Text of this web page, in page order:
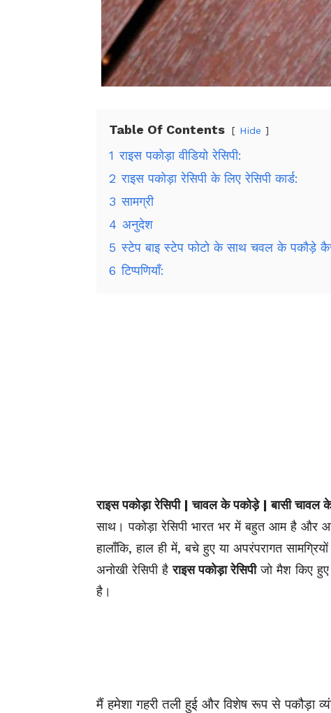
Table Of Contents Hide
1 राइस पकोड़ा वीडियो रेसिपी:
2 राइस पकोड़ा रेसिपी के लिए रेसिपी कार्ड:
3 सामग्री
4 अनुदेश
5 स्टेप बाइ स्टेप फोटो के साथ चवल के पकौड़े
6 टिप्पणियाँ:
राइस पकोड़ा रेसिपी | चावल के पकोड़े | बासी चावल
साथ। पकोड़ा रेसिपी भारत भर में बहुत आम है और
हालाँकि, हाल ही में, बचे हुए या अपरंपरागत
अनोखी रेसिपी हैराइस पकोड़ा रेसिपीजो मैश किए हुए
है।
मैं हमेशा गहरी तली हुई और विशेष रूप से पकौड़ा